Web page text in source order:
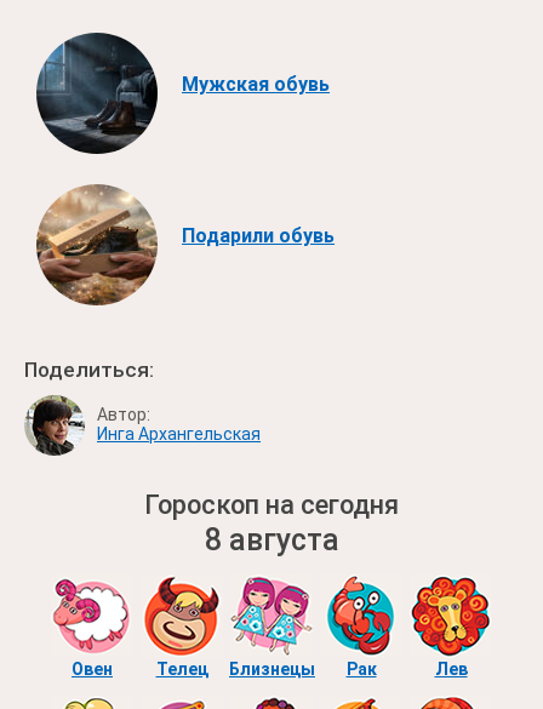
Мужская обувь
Подарили обувь
Поделиться:
Автор:
Инга Архангельская
Гороскоп на сегодня
8 августа
Овен Телец Близнецы Рак Лев